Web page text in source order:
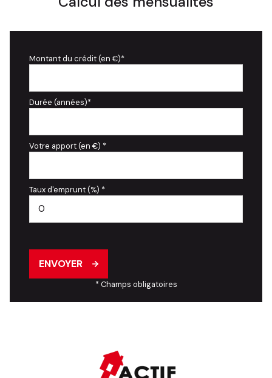
Montant du crédit (en €)*
Durée (années)*
Votre apport (en €) *
Taux d'emprunt (%) *
ENVOYER
* Champs obligatoires